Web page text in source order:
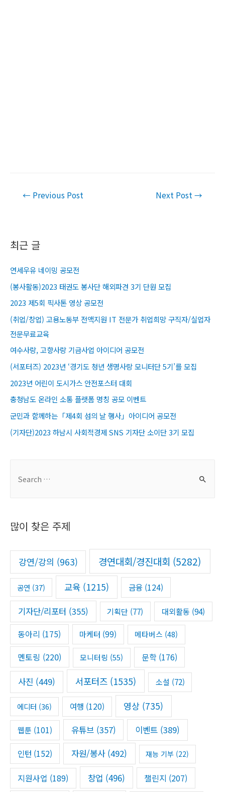
최근 글
연세우유 네이밍 공모전
(봉사활동)2023 태권도 봉사단 해외파견 3기 단원 모집
2023 제5회 픽사톤 영상 공모전
(취업/창업) 고용노동부 전액지원 IT 전문가 취업희망 구직자/실업자
전문무료교육​
여수사랑, 고향사랑 기금사업 아이디어 공모전
(서포터즈) 2023년 ‘경기도 청년 생명사랑 모니터단 5기’를 모집
2023년 어린이 도시가스 안전포스터 대회
충청남도 온라인 소통 플랫폼 명칭 공모 이벤트
군민과 함께하는「제4회 섬의 날 행사」아이디어 공모전
(기자단)2023 하남시 사회적경제 SNS 기자단 소이단 3기 모집
c
f
:
많이 찾은 주제
강연/강의 (963) 경연대회/경진대회 (5282)
공연 (37) 교육(1215) 금융(124)
기자단/리포터 (355) 기획단 (77) 대외활동 (94)
동아리 (175) 마케터 (99) 메타버스 (48)
멘토링 (220) 모니터링 (55) 문학(176)
사진 (449) 서포터즈 (1535) 소설 (72)
에디터 (36) 여행 (120) 영상 (735)
웹툰 (101) 유튜브(357) 이벤트 (389)
인턴 (152) 자원/봉사(492) 재능 기부 (22)
지원사업 (189) 창업 (496) 챌린지 (207)
Post
← Previous Post Next Post →